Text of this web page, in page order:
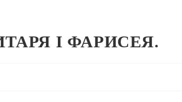
І ФАРИСЕЯ.